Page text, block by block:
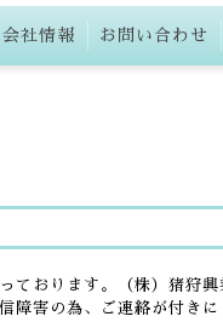
会社情報 お問い合わせ
ております。（株）猪狩
障害の為、ご連絡が付きに